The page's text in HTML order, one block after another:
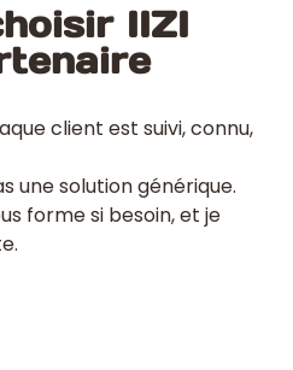
IIZI
client est suivi, connu,
une solution générique.
forme si besoin, et je